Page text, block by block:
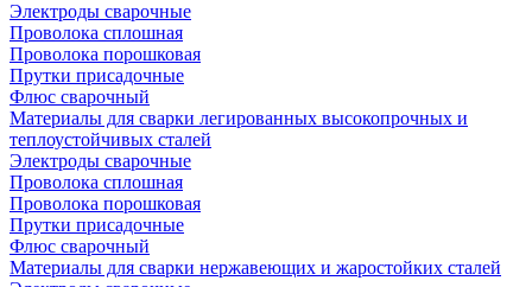
Электроды сварочные
Проволока сплошная
Проволока порошковая
Прутки присадочные
Флюс сварочный
Материалы для сварки легированных высокопрочных и
теплоустойчивых сталей
Электроды сварочные
Проволока сплошная
Проволока порошковая
Прутки присадочные
Флюс сварочный
Материалы для сварки нержавеющих и жаростойких сталей